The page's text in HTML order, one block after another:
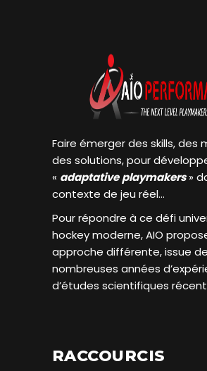
Faire émerger des skills, des
des solutions, pour
« adaptative playmakers»
contexte de jeu réel…
Pour répondre à ce défi
hockey moderne, AIO
approche différente, issue de
nombreuses années
d’études scientifiques
RACCOURCIS